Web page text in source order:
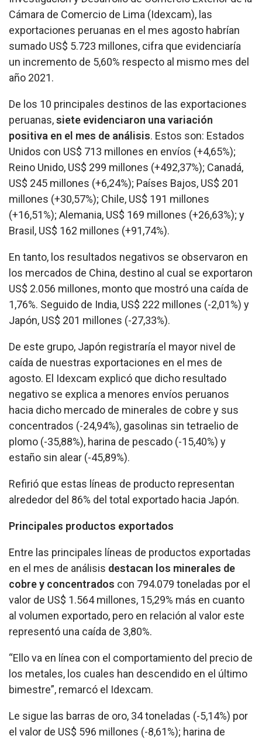
Cámara de Comercio de Lima (Idexcam), las
exportaciones peruanas en el mes agosto habrían
sumado US$ 5.723 millones, cifra que evidenciaría
un incremento de 5,60% respecto al mismo mes del
año 2021.
De los 10 principales destinos de las exportaciones
peruanas,siete evidenciaron una variación
positiva en el mes de análisis. Estos son: Estados
Unidos con US$ 713 millones en envíos (+4,65%);
Reino Unido, US$ 299 millones (+492,37%); Canadá,
US$ 245 millones (+6,24%); Países Bajos, US$ 201
millones (+30,57%); Chile, US$ 191 millones
(+16,51%); Alemania, US$ 169 millones (+26,63%); y
Brasil, US$ 162 millones (+91,74%).
En tanto, los resultados negativos se observaron en
los mercados de China, destino al cual se exportaron
US$ 2.056 millones, monto que mostró una caída de
1,76%. Seguido de India, US$ 222 millones (-2,01%) y
Japón, US$ 201 millones (-27,33%).
De este grupo, Japón registraría el mayor nivel de
caída de nuestras exportaciones en el mes de
agosto. El Idexcam explicó que dicho resultado
negativo se explica a menores envíos peruanos
hacia dicho mercado de minerales de cobre y sus
concentrados (-24,94%), gasolinas sin tetraelio de
plomo (-35,88%), harina de pescado (-15,40%) y
estaño sin alear (-45,89%).
Refirió que estas líneas de producto representan
alrededor del 86% del total exportado hacia Japón.
Principales productos exportados
Entre las principales líneas de productos exportadas
en el mes de análisis destacan los minerales de
cobre y concentrados con 794.079 toneladas por el
valor de US$ 1.564 millones, 15,29% más en cuanto
al volumen exportado, pero en relación al valor este
representó una caída de 3,80%.
“Ello va en línea con el comportamiento del precio de
los metales, los cuales han descendido en el último
bimestre”, remarcó el Idexcam.
Le sigue las barras de oro, 34 toneladas (-5,14%) por
el valor de US$ 596 millones (-8,61%); harina de